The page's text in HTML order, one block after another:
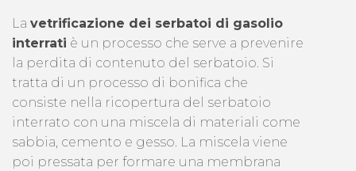
La vetrificazione dei serbatoi di gasolio
interrati è un processo che serve a prevenire
la perdita di contenuto del serbatoio. Si
tratta di un processo di bonifica che
consiste nella ricopertura del serbatoio
interrato con una miscela di materiali come
sabbia, cemento e gesso. La miscela viene
poi pressata per formare una membrana